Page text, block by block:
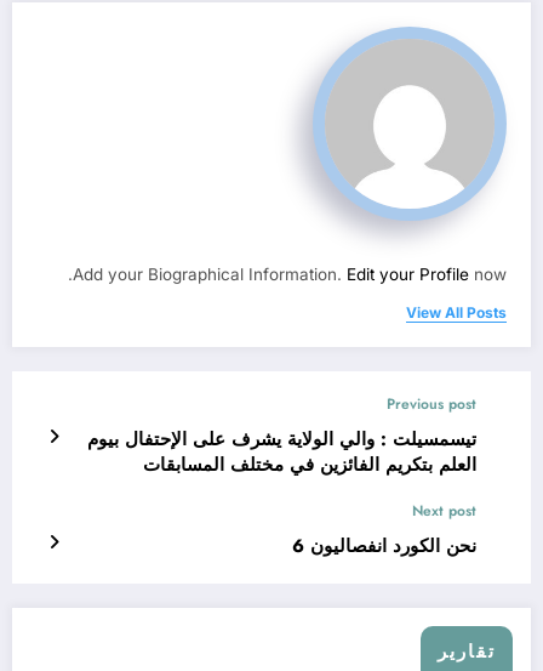
Add your Biographical Information. Edit your Profile now.
View All Posts
Previous post
تيسمسيلت : والي الولاية يشرف على الإحتفال بيوم
العلم بتكريم الفائزين في مختلف المسابقات
Next post
نحن الكورد انفصاليون 6
تقارير